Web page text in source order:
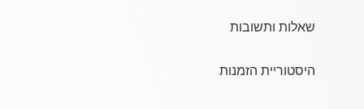
שאלות ותשובות
היסטוריית הזמנות